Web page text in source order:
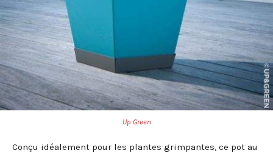
Up Green
Conçu idéalement pour les plantes grimpantes, ce pot au